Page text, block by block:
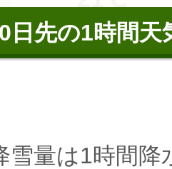
日先の1時間天
量は1時間降